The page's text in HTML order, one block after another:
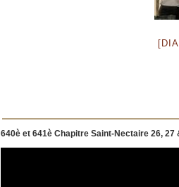
640è et 641è Chapitre Saint-Nectaire 26, 27